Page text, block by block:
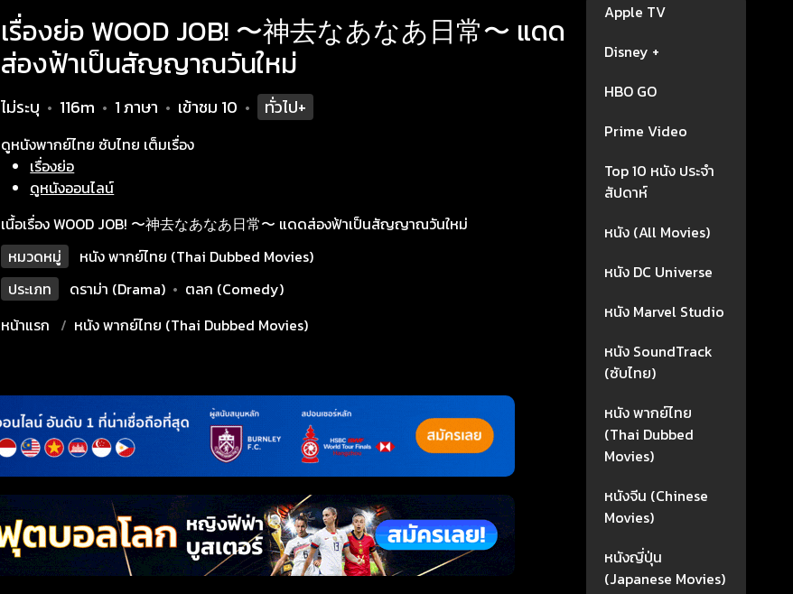
เรื่องย่อ WOOD JOB! 〜神去なあなあ日常〜 แดด
ส่องฟ้าเป็นสัญญาณวันใหม่
ไม่ระบุ • 116m • 1 ภาษา • เข้าชม 10 • ทั่วไป+
ดูหนังพากย์ไทย ซับไทย เต็มเรื่อง
เรื่องย่อ
ดูหนังออนไลน์
เนื้อเรื่อง WOOD JOB! 〜神去なあなあ日常〜 แดดส่องฟ้าเป็นสัญญาณวันใหม่
หมวดหมู่
หนัง พากย์ไทย (Thai Dubbed Movies)
ประเภท
ดราม่า (Drama) • ตลก (Comedy)
หน้าแรก
หนัง พากย์ไทย (Thai Dubbed Movies)
Apple TV
Disney +
HBO GO
Prime Video
Top 10 หนัง ประจำ
สัปดาห์
หนัง (All Movies)
หนัง DC Universe
หนัง Marvel Studio
หนัง SoundTrack
(ซับไทย)
หนัง พากย์ไทย
(Thai Dubbed
Movies)
หนังจีน (Chinese
Movies)
หนังญี่ปุ่น
(Japanese Movies)